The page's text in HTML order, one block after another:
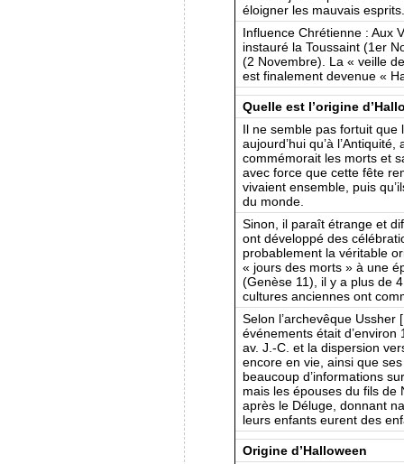
éloigner les mauvais esprits.
Influence Chrétienne : Aux
instauré la Toussaint (1er
(2 Novembre). La « veille
est finalement devenue «
Quelle est l’origine
Il ne semble pas fortuit que
aujourd’hui qu’à
commémorait les morts et
avec force que cette fête
vivaient ensemble, puis
du monde.
Sinon, il paraît étrange et
ont développé des
probablement la véritable
« jours des morts » à une
(Genèse 11), il y a plus de
cultures anciennes ont
Selon l’archevêque Ussher
événements était
av. J.-C. et la dispersion
encore en vie, ainsi que
beaucoup d’informations
mais les épouses du fils de
après le Déluge, donnant
leurs enfants eurent des
Origine d’Halloween